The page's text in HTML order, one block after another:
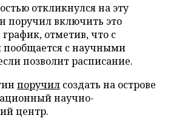
откликнулся на эту
поручил включить это
отметив, что с
пообщается с научными
позволит расписание.
поручил создать на острове
научно-
центр.